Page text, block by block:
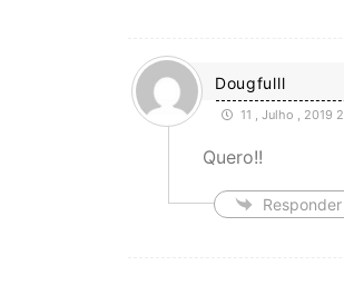
Dougfulll
11 , Julho , 2019
Quero!!
Responder